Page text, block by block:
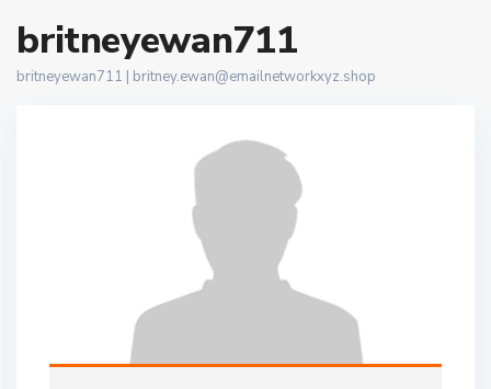
britneyewan711
britneyewan711 | britney.ewan@emailnetworkxyz.shop